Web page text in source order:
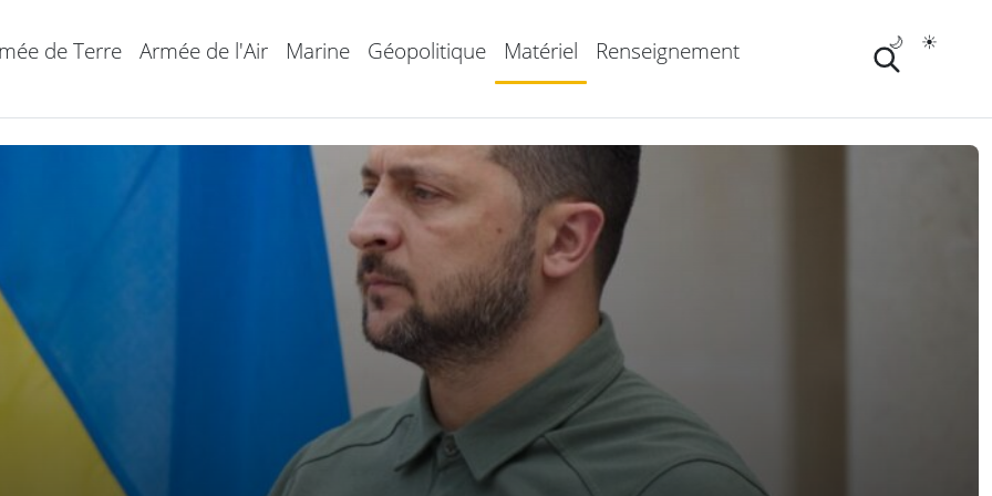
de Terre Armée de l'Air Marine Géopolitique Matériel Renseignement ☀️
🌙